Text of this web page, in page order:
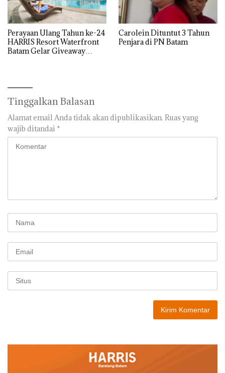
Perayaan Ulang Tahun ke-24
HARRIS Resort Waterfront
Batam Gelar Giveaway
Carolein Dituntut 3 Tahun
Penjara di PN Batam
Tinggalkan Balasan
Alamat email Anda tidak akan dipublikasikan. Ruas yang
wajib ditandai *